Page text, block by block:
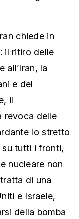
chiede in
il ritiro delle
all’Iran, la
e del
il
revoca delle
lo stretto
su tutti i fronti,
nucleare non
di una
e Israele,
della bomba